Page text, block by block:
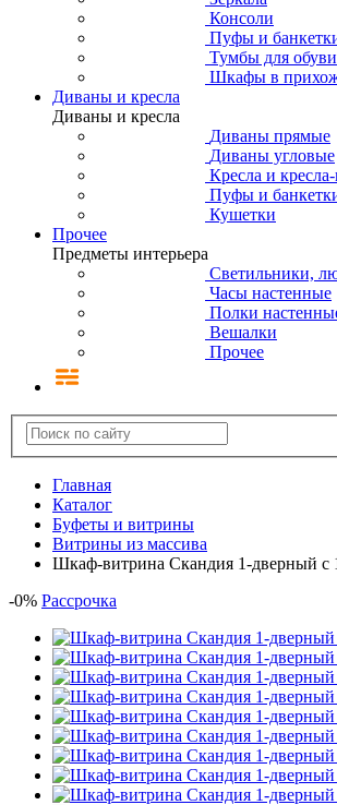
Консоли
Пуфы и
Тумбы для обуви
Шкафы в
Диваны и кресла
Диваны и кресла
Диваны прямые
Диваны угловые
Кресла и
Пуфы и
Кушетки
Прочее
Предметы интерьера
Светильники,
Часы настенные
Полки
Вешалки
Прочее
Главная
Каталог
Буфеты и витрины
Витрины из массива
Шкаф-витрина Скандия 1-дверный с
-0% Рассрочка